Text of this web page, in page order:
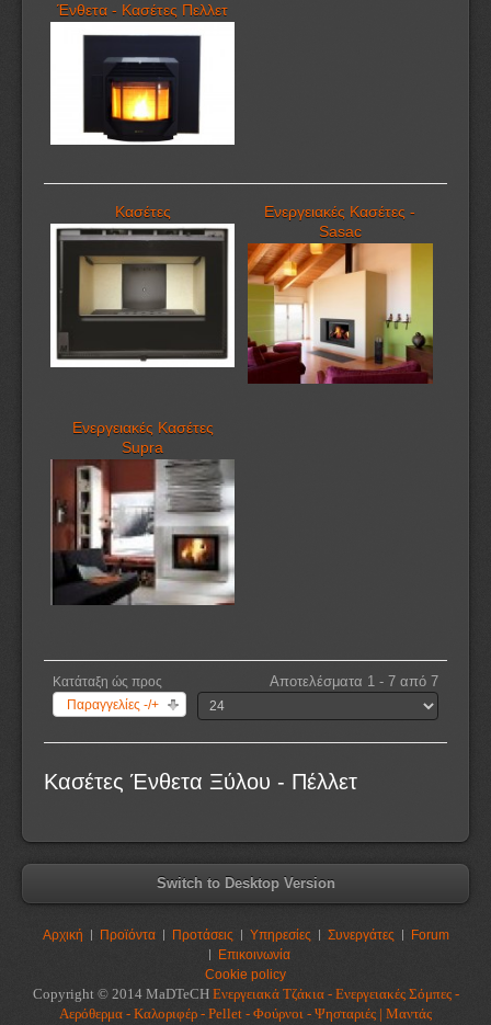
Ένθετα - Κασέτες Πελλετ
Κασέτες
Ενεργειακές Κασέτες -
Sasac
Ενεργειακές Κασέτες
Supra
Κατάταξη ώς προς
Παραγγελίες -/+
Αποτελέσματα 1 - 7 από 7
Κασέτες Ένθετα Ξύλου - Πέλλετ
Switch to Desktop Version
Αρχική Προϊόντα Προτάσεις Υπηρεσίες Συνεργάτες
Forum
Επικοινωνία
Cookie policy
Copyright © 2014 MaDTeCH Ενεργειακά Τζάκια - Ενεργειακές Σόμπες -
Αερόθερμα - Καλοριφέρ - Pellet - Φούρνοι - Ψησταριές | Μαντάς